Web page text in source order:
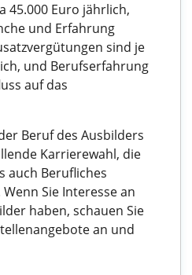
45.000 Euro jährlich,
und Erfahrung
sind je
und Berufserfahrung
auf das
Beruf des Ausbilders
Karrierewahl, die
auch Berufliches
Sie Interesse an
haben, schauen Sie
an und